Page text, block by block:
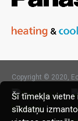
Copyright © 2020,
Šī tīmekļa
sīkdatņu